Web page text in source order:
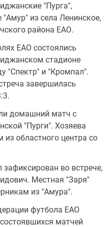
"Пурга",
из села Ленинское,
района ЕАО.
ЕАО состоялись
стадионе
"Спектр" и "Кромпал".
завершилась
домашний матч с
"Пурги". Хозяева
областного центра со
во встрече,
Местная "Заря"
из "Амура".
футбола ЕАО
матчей